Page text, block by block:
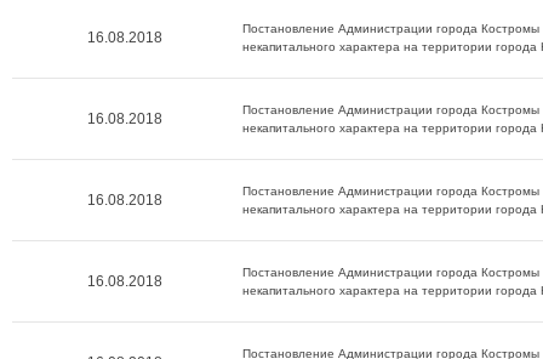
16.08.2018
Постановление Администрации города
некапитального характера на территории
16.08.2018
Постановление Администрации города
некапитального характера на территории
16.08.2018
Постановление Администрации города
некапитального характера на территории
16.08.2018
Постановление Администрации города
некапитального характера на территории
Постановление Администрации города